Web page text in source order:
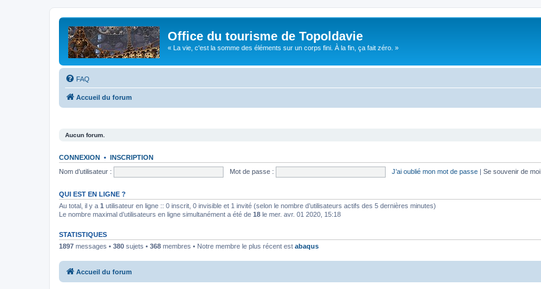
Office du tourisme de Topoldavie
« La vie, c'est la somme des éléments sur un corps fini. À la fin, ça fait zéro. »
FAQ
Accueil du forum
Aucun forum.
CONNEXION • INSCRIPTION
Nom d’utilisateur :
Mot de passe : J’ai oublié mon mot de passe | Se souvenir de moi
QUI EST EN LIGNE ?
Au total, il y a 1 utilisateur en ligne :: 0 inscrit, 0 invisible et 1 invité (selon le nombre d’utilisateurs actifs des 5 dernières minutes)
Le nombre maximal d’utilisateurs en ligne simultanément a été de 18 le mer. avr. 01 2020, 15:18
STATISTIQUES
1897 messages • 380 sujets • 368 membres • Notre membre le plus récent est abaqus
Accueil du forum